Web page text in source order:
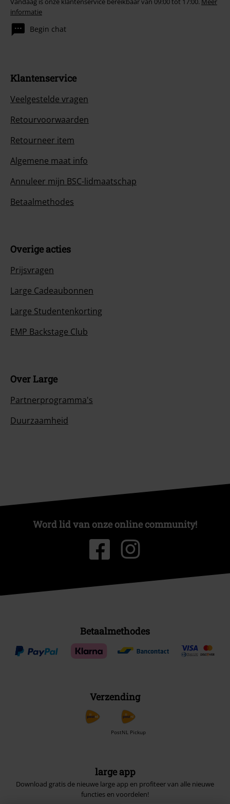
informatie
Begin chat
Klantenservice
Veelgestelde vragen
Retourvoorwaarden
Retourneer item
Algemene maat info
Annuleer mijn BSC-lidmaatschap
Betaalmethodes
Overige acties
Prijsvragen
Large Cadeaubonnen
Large Studentenkorting
EMP Backstage Club
Over Large
Partnerprogramma's
Duurzaamheid
Word lid van onze online community!
Betaalmethodes
Verzending
PostNL Pickup
large app
Download gratis de nieuwe large app en profiteer van alle nieuwe
functies en voordelen!